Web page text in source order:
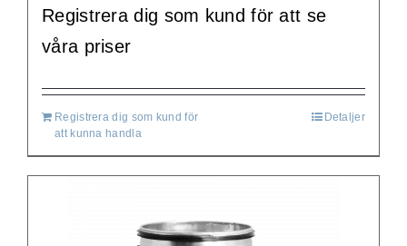
Registrera dig som kund för att se
våra priser
Registrera dig som kund för
att kunna handla
Detaljer